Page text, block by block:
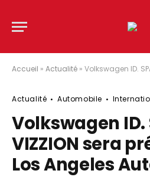
Accueil » Actualité » Volkswagen ID. SPACE
Actualité Automobile
Volkswagen ID.
VIZZION sera
Los Angeles